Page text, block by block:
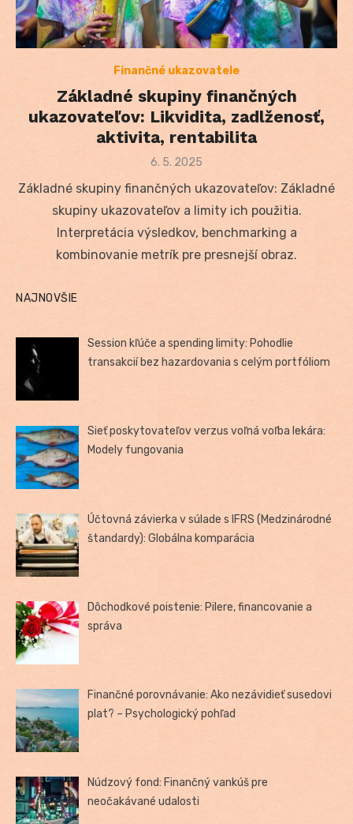
Finančné ukazovatele
Základné skupiny finančných
ukazovateľov: Likvidita, zadlženosť,
aktivita, rentabilita
Posted
6. 5. 2025
Základné skupiny finančných ukazovateľov: Základné
skupiny ukazovateľov a limity ich použitia.
Interpretácia výsledkov, benchmarking a
kombinovanie metrík pre presnejší obraz.
NAJNOVŠIE
Session kľúče a spending limity: Pohodlie
transakcií bez hazardovania s celým portfóliom
Sieť poskytovateľov verzus voľná voľba lekára:
Modely fungovania
Účtovná závierka v súlade s IFRS (Medzinárodné
štandardy): Globálna komparácia
Dôchodkové poistenie: Pilere, financovanie a
správa
Finančné porovnávanie: Ako nezávidieť susedovi
plat? – Psychologický pohľad
Núdzový fond: Finančný vankúš pre
neočakávané udalosti